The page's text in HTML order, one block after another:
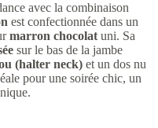
avec la combinaison
est confectionnée dans un
marron chocolat uni. Sa
sur le bas de la jambe
(halter neck) et un dos nu
pour une soirée chic, un